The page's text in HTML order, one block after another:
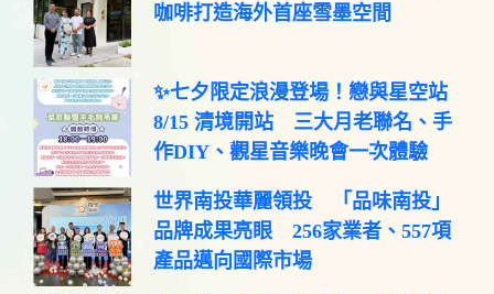
咖啡打造海外首座雪墨空間
✨七夕限定浪漫登場！戀與星空站
8/15 清境開站 三大月老聯名、手
作DIY、觀星音樂晚會一次體驗
世界南投華麗領投 「品味南投」
品牌成果亮眼 256家業者、557項
產品邁向國際市場